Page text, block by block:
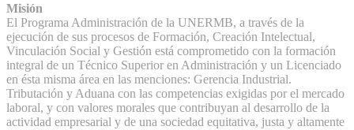
Misión
El Programa Administración de la UNERMB, a través de la
ejecución de sus procesos de Formación, Creación Intelectual,
Vinculación Social y Gestión está comprometido con la formación
integral de un Técnico Superior en Administración y un Licenciado
en ésta misma área en las menciones: Gerencia Industrial.
Tributación y Aduana con las competencias exigidas por el mercado
laboral, y con valores morales que contribuyan al desarrollo de la
actividad empresarial y de una sociedad equitativa, justa y altamente